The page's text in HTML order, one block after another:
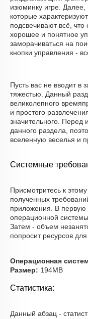
изюминку игре. Далее,
которые
подсвечивают всё, что
хорошее и понятное
заморачиваться на
кнопки управления -
Пусть вас не вводит в
тяжестью. Данный
великолепного
и простого
значительного. Перед
данного раздела,
вселенную веселья и
Системные
Присмотритесь к
полученных
приложения. В первую
операционной
Затем - объем
попросит ресурсов
Операционная
Размер: 194MB
Статистика:
Данный абзац -